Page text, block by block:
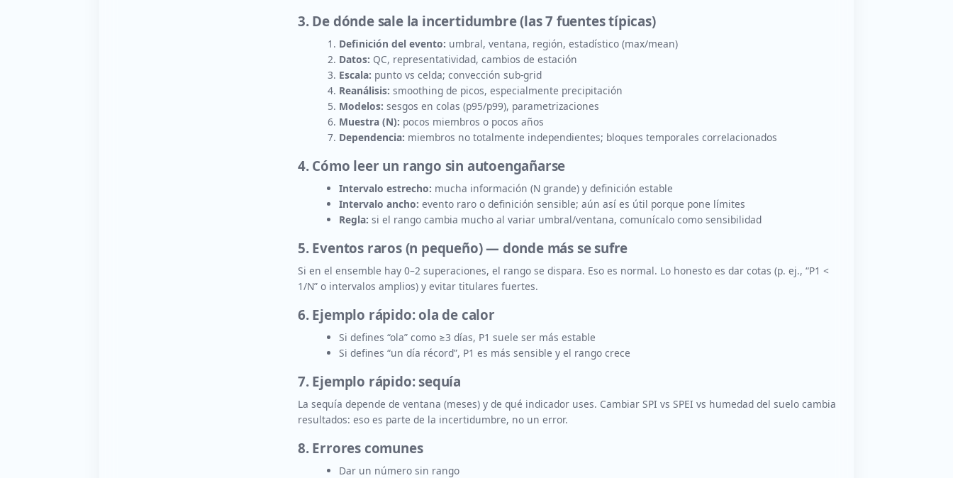
3. De dónde sale la incertidumbre (las 7 fuentes típicas)
Definición del evento: umbral, ventana, región, estadístico (max/mean)
Datos: QC, representatividad, cambios de estación
Escala: punto vs celda; convección sub-grid
Reanálisis: smoothing de picos, especialmente precipitación
Modelos: sesgos en colas (p95/p99), parametrizaciones
Muestra (N): pocos miembros o pocos años
Dependencia: miembros no totalmente independientes; bloques temporales correlacionados
4. Cómo leer un rango sin autoengañarse
Intervalo estrecho: mucha información (N grande) y definición estable
Intervalo ancho: evento raro o definición sensible; aún así es útil porque pone límites
Regla: si el rango cambia mucho al variar umbral/ventana, comunícalo como sensibilidad
5. Eventos raros (n pequeño) — donde más se sufre
Si en el ensemble hay 0–2 superaciones, el rango se dispara. Eso es normal. Lo honesto es dar cotas (p. ej., “P1 <
1/N” o intervalos amplios) y evitar titulares fuertes.
6. Ejemplo rápido: ola de calor
Si defines “ola” como ≥3 días, P1 suele ser más estable
Si defines “un día récord”, P1 es más sensible y el rango crece
7. Ejemplo rápido: sequía
La sequía depende de ventana (meses) y de qué indicador uses. Cambiar SPI vs SPEI vs humedad del suelo cambia
resultados: eso es parte de la incertidumbre, no un error.
8. Errores comunes
Dar un número sin rango